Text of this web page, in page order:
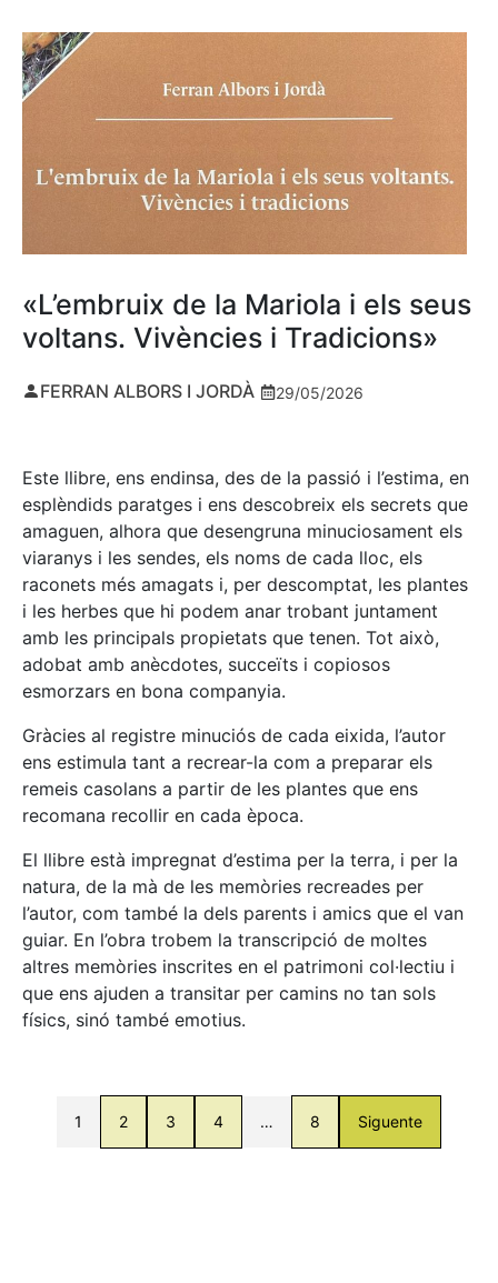
«L’embruix de la Mariola i els seus
voltans. Vivències i Tradicions»
FERRAN ALBORS I JORDÀ 29/05/2026
Este llibre, ens endinsa, des de la passió i l’estima, en
esplèndids paratges i ens descobreix els secrets que
amaguen, alhora que desengruna minuciosament els
viaranys i les sendes, els noms de cada lloc, els
raconets més amagats i, per descomptat, les plantes
i les herbes que hi podem anar trobant juntament
amb les principals propietats que tenen. Tot això,
adobat amb anècdotes, succeïts i copiosos
esmorzars en bona companyia.
Gràcies al registre minuciós de cada eixida, l’autor
ens estimula tant a recrear-la com a preparar els
remeis casolans a partir de les plantes que ens
recomana recollir en cada època.
El llibre està impregnat d’estima per la terra, i per la
natura, de la mà de les memòries recreades per
l’autor, com també la dels parents i amics que el van
guiar. En l’obra trobem la transcripció de moltes
altres memòries inscrites en el patrimoni col·lectiu i
que ens ajuden a transitar per camins no tan sols
físics, sinó també emotius.
1 2 3 4 … 8 Siguente